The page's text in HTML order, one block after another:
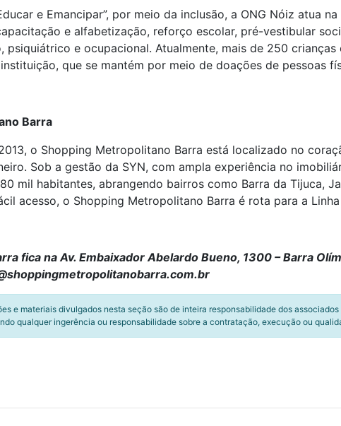
e Emancipar”, por meio da inclusão, a ONG Nóiz atua
e alfabetização, reforço escolar, pré-vestibular
psiquiátrico e ocupacional. Atualmente, mais de 250
que se mantém por meio de doações de pessoas
Barra
o Shopping Metropolitano Barra está localizado no
Sob a gestão da SYN, com ampla experiência no
mil habitantes, abrangendo bairros como Barra da Tijuca,
acesso, o Shopping Metropolitano Barra é rota para a
fica na Av. Embaixador Abelardo Bueno, 1300 – Barra
e materiais divulgados nesta seção são de inteira responsabilidade dos
qualquer ingerência ou responsabilidade sobre a contratação, execução ou